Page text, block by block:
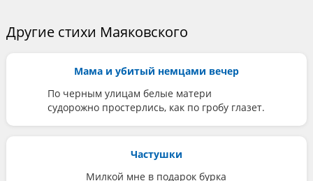
Другие стихи Маяковского
Мама и убитый немцами вечер
По черным улицам белые матери
судорожно простерлись, как по гробу глазет.
Частушки
Милкой мне в подарок бурка